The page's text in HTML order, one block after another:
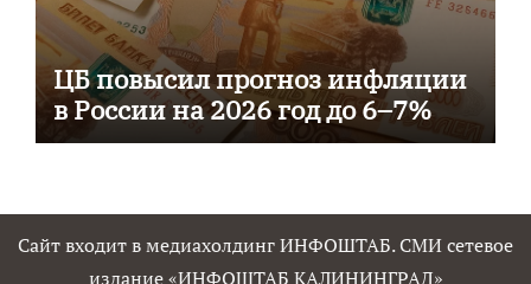
ЦБ повысил прогноз инфляции
в России на 2026 год до 6–7%
Сайт входит в медиахолдинг ИНФОШТАБ. СМИ сетевое
издание «ИНФОШТАБ КАЛИНИНГРАД»